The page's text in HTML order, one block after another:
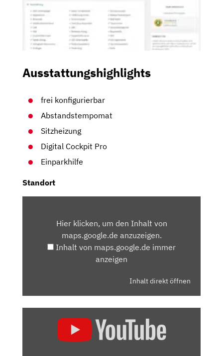
Ausstattungshighlights
frei konfigurierbar
Abstandstempomat
Sitzheizung
Digital Cockpit Pro
Einparkhilfe
Standort
MAPS.GOOGLE.DEHier klicken, um den Inhalt von
maps.google.de anzuzeigen.
Inhalt von maps.google.de immer
anzeigen
Inhalt direkt öffnen